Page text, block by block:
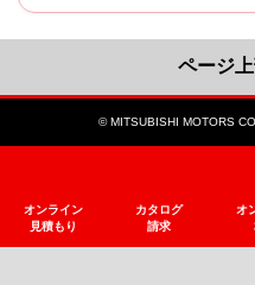
ページ
© MITSUBISHI MOTORS
オンライン
見積もり
カタログ
請求
オ